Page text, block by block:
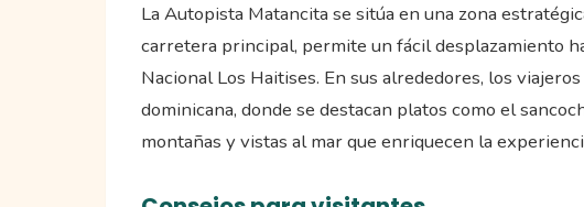
La Autopista Matancita se sitúa en una zona
carretera principal, permite un fácil desplazamiento
Nacional Los Haitises. En sus alrededores, los
dominicana, donde se destacan platos como el
montañas y vistas al mar que enriquecen la